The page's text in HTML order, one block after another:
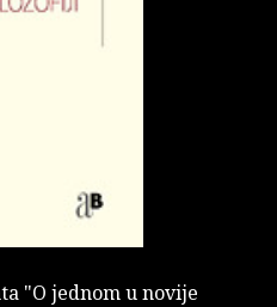
"O jednom u novije